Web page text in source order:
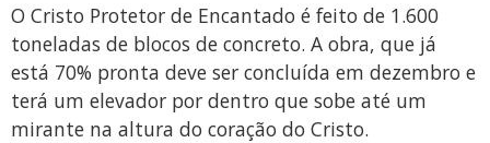
O Cristo Protetor de Encantado é feito de 1.600
toneladas de blocos de concreto. A obra, que já
está 70% pronta deve ser concluída em dezembro e
terá um elevador por dentro que sobe até um
mirante na altura do coração do Cristo.